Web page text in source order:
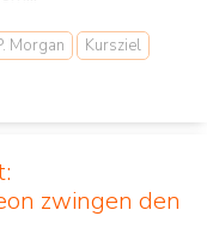
Morgan
Kursziel
zwingen den